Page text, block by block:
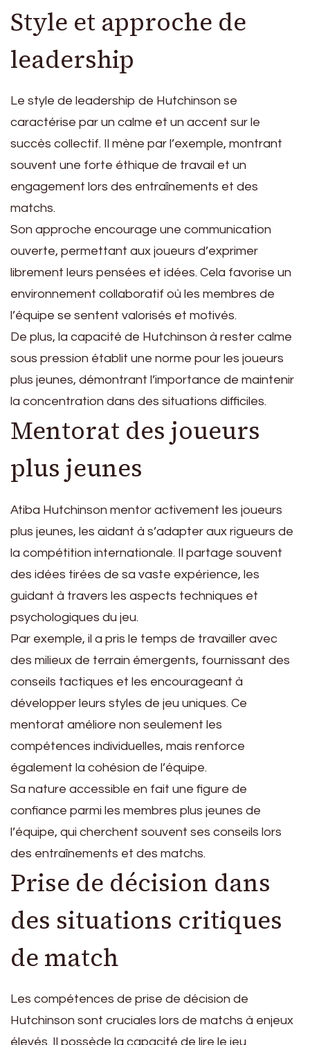
Style et approche de
leadership
Le style de leadership de Hutchinson se
caractérise par un calme et un accent sur le
succès collectif. Il mène par l’exemple, montrant
souvent une forte éthique de travail et un
engagement lors des entraînements et des
matchs.
Son approche encourage une communication
ouverte, permettant aux joueurs d’exprimer
librement leurs pensées et idées. Cela favorise un
environnement collaboratif où les membres de
l’équipe se sentent valorisés et motivés.
De plus, la capacité de Hutchinson à rester calme
sous pression établit une norme pour les joueurs
plus jeunes, démontrant l’importance de maintenir
la concentration dans des situations difficiles.
Mentorat des joueurs
plus jeunes
Atiba Hutchinson mentor activement les joueurs
plus jeunes, les aidant à s’adapter aux rigueurs de
la compétition internationale. Il partage souvent
des idées tirées de sa vaste expérience, les
guidant à travers les aspects techniques et
psychologiques du jeu.
Par exemple, il a pris le temps de travailler avec
des milieux de terrain émergents, fournissant des
conseils tactiques et les encourageant à
développer leurs styles de jeu uniques. Ce
mentorat améliore non seulement les
compétences individuelles, mais renforce
également la cohésion de l’équipe.
Sa nature accessible en fait une figure de
confiance parmi les membres plus jeunes de
l’équipe, qui cherchent souvent ses conseils lors
des entraînements et des matchs.
Prise de décision dans
des situations critiques
de match
Les compétences de prise de décision de
Hutchinson sont cruciales lors de matchs à enjeux
élevés. Il possède la capacité de lire le jeu